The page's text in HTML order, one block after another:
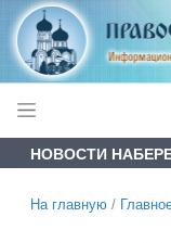
НОВОСТИ
На главную /